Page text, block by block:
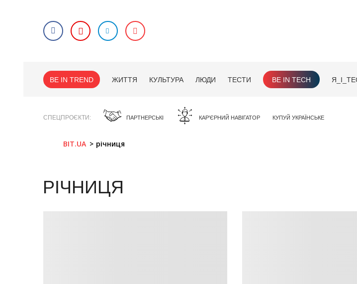
BE IN TREND ЖИТТЯ КУЛЬТУРА ЛЮДИ ТЕСТИ BE IN TECH
СПЕЦПРОЄКТИ ПАРТНЕРСЬКІ КАР'ЄРНИЙ НАВІГАТОР КУПУЙ УКРАЇНСЬКЕ
BIT.UA річниця
РІЧНИЦЯ